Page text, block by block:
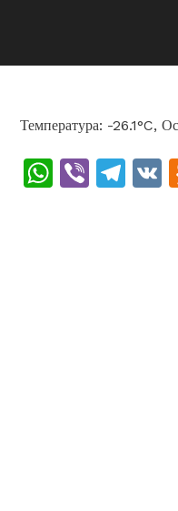
Температура: -26.1°C,
Viber